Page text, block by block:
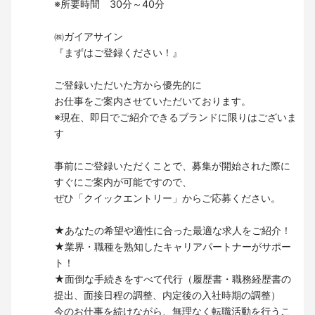
※所要時間 30分～40分
㈱ガイアサイン
『まずはご登録ください！』
ご登録いただいた方から優先的に
お仕事をご案内させていただいております。
※現在、即日でご紹介できるブランドに限りはございま
す
事前にご登録いただくことで、募集が開始された際に
すぐにご案内が可能ですので、
ぜひ「クイックエントリー」からご応募ください。
★あなたの希望や適性に合った最適な求人をご紹介！
★業界・職種を熟知したキャリアパートナーがサポー
ト！
★面倒な手続きをすべて代行（履歴書・職務経歴書の
提出、面接日程の調整、内定後の入社時期の調整）
今のお仕事を続けながら、無理なく転職活動を行うこ